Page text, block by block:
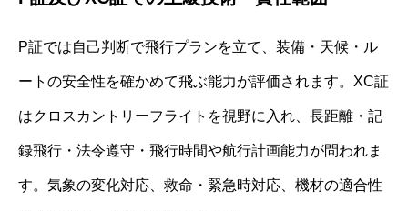
P証では自己判断で飛行プランを立て、装備・天候・ル
ートの安全性を確かめて飛ぶ能力が評価されます。XC証
はクロスカントリーフライトを視野に入れ、長距離・記
録飛行・法令遵守・飛行時間や航行計画能力が問われま
す。気象の変化対応、救命・緊急時対応、機材の適合性